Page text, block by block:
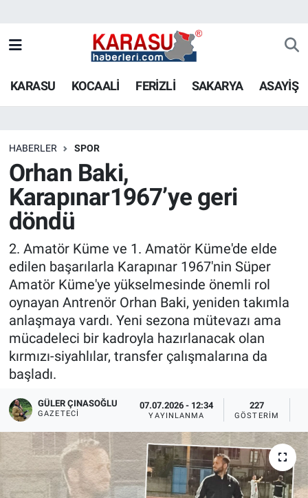
KARASU KOCAALİ FERİZLİ SAKARYA ASAYİŞ
HABERLER SPOR
Orhan Baki,
Karapınar1967’ye geri
döndü
2. Amatör Küme ve 1. Amatör Küme'de elde
edilen başarılarla Karapınar 1967'nin Süper
Amatör Küme'ye yükselmesinde önemli rol
oynayan Antrenör Orhan Baki, yeniden takımla
anlaşmaya vardı. Yeni sezona mütevazı ama
mücadeleci bir kadroyla hazırlanacak olan
kırmızı-siyahlılar, transfer çalışmalarına da
başladı.
GÜLER ÇINASOĞLU
GAZETECI
07.07.2026 - 12:34
YAYINLANMA
227
GÖSTERIM